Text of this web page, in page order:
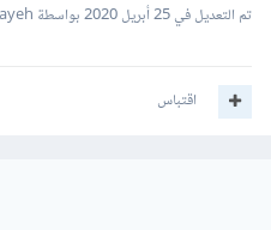
تم التعديل في25 أبريل 2020 بواسطة Nabil Tayeh
اقتباس